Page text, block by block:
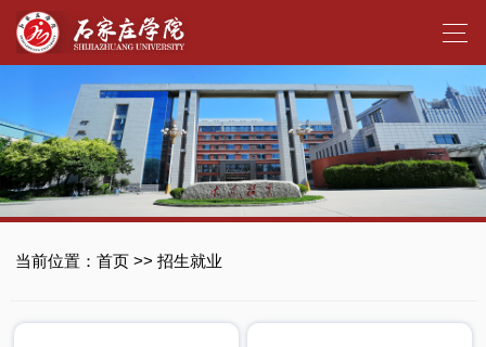
当前位置： 首页>> 招生就业